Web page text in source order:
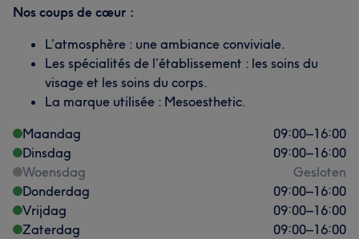
Nos coups de cœur :
L’atmosphère : une ambiance conviviale.
Les spécialités de l’établissement : les soins du
visage et les soins du corps.
La marque utilisée : Mesoesthetic.
Maandag
09:00–16:00
Dinsdag
09:00–16:00
Woensdag
Gesloten
Donderdag
09:00–16:00
Vrijdag
09:00–16:00
Zaterdag
09:00–16:00